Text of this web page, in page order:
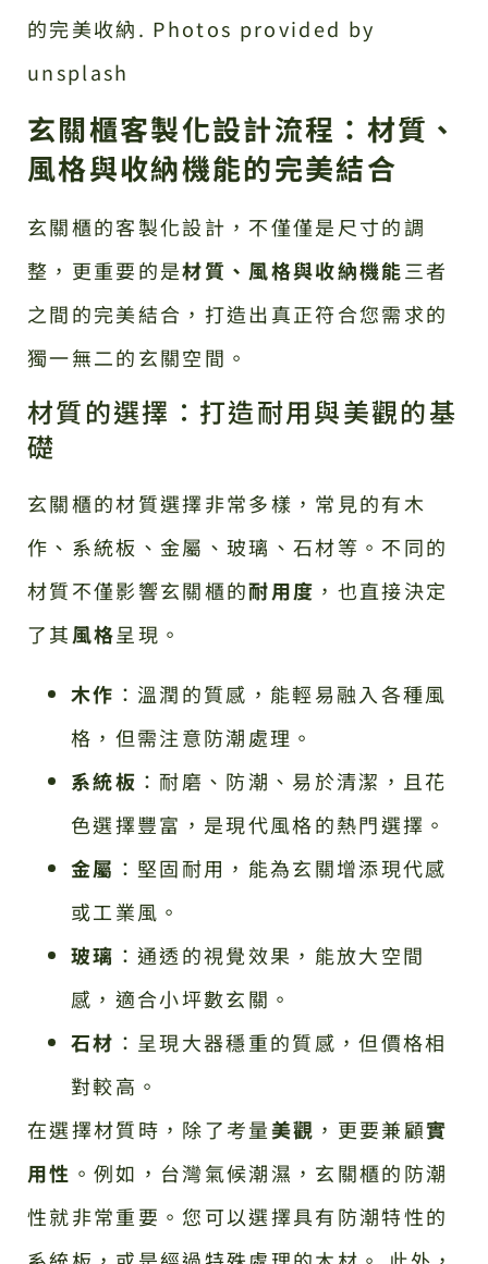
的完美收納. Photos provided by
unsplash
玄關櫃客製化設計流程：材質、
風格與收納機能的完美結合
玄關櫃的客製化設計，不僅僅是尺寸的調
整，更重要的是材質、風格與收納機能三者
之間的完美結合，打造出真正符合您需求的
獨一無二的玄關空間。
材質的選擇：打造耐用與美觀的基
礎
玄關櫃的材質選擇非常多樣，常見的有木
作、系統板、金屬、玻璃、石材等。不同的
材質不僅影響玄關櫃的耐用度 ，也直接決定
了其風格呈現。
木作 ：溫潤的質感，能輕易融入各種風
格，但需注意防潮處理。
系統板 ：耐磨、防潮、易於清潔，且花
色選擇豐富，是現代風格的熱門選擇。
金屬 ：堅固耐用，能為玄關增添現代感
或工業風。
玻璃 ：通透的視覺效果，能放大空間
感，適合小坪數玄關。
石材 ：呈現大器穩重的質感，但價格相
對較高。
在選擇材質時，除了考量美觀 ，更要兼顧實
用性 。例如，台灣氣候潮濕，玄關櫃的防潮
性就非常重要。您可以選擇具有防潮特性的